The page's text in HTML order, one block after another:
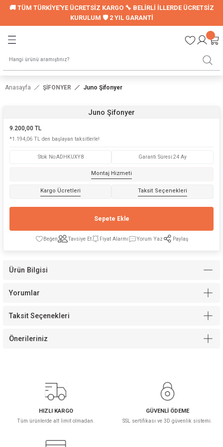
🚚 TÜM TÜRKİYE'YE ÜCRETSİZ KARGO 🔧 BELİRLİ İLLERDE ÜCRETSİZ
KURULUM 🛡️ 2 YIL GARANTİ
Geri Dön
Genç Nevresim Seti
Geri Dön
Anasayfa ŞİFONYER Juno Şifonyer
Juno Şifonyer
9.200,00 TL
*1.194,06 TL den başlayan taksitlerle!
Stok No:ADHKUXY8 Garanti Süresi:24 Ay
Montaj Hizmeti
Kargo Ücretleri Taksit Seçenekleri
Sepete Ekle
Tavsiye Et Fiyat Alarmı Yorum Yaz Paylaş
Ürün Bilgisi
Yorumlar
Taksit Seçenekleri
Önerileriniz
HIZLI KARGO
Tüm ürünlerde alt limit olmadan.
GÜVENLİ ÖDEME
SSL sertifikası ve 3D güvenlik sistemi.